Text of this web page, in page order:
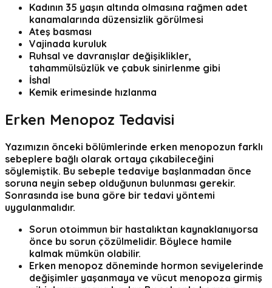
Kadının 35 yaşın altında olmasına rağmen adet
kanamalarında düzensizlik görülmesi
Ateş basması
Vajinada kuruluk
Ruhsal ve davranışlar değişiklikler,
tahammülsüzlük ve çabuk sinirlenme gibi
İshal
Kemik erimesinde hızlanma
Erken Menopoz Tedavisi
Yazımızın önceki bölümlerinde erken menopozun farklı
sebeplere bağlı olarak ortaya çıkabileceğini
söylemiştik. Bu sebeple tedaviye başlanmadan önce
soruna neyin sebep olduğunun bulunması gerekir.
Sonrasında ise buna göre bir tedavi yöntemi
uygulanmalıdır.
Sorun otoimmun bir hastalıktan kaynaklanıyorsa
önce bu sorun çözülmelidir. Böylece hamile
kalmak mümkün olabilir.
Erken menopoz döneminde hormon seviyelerinde
değişimler yaşanmaya ve vücut menopoza girmiş